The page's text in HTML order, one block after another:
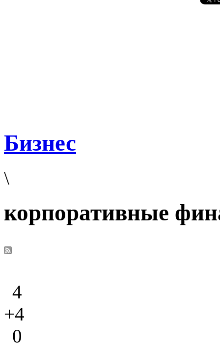
Бизнес
\
корпоративные
4
+4
0